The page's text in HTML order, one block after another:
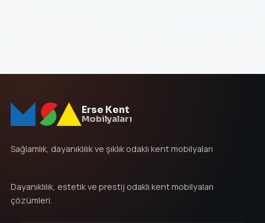
Erse Kent
Mobilyaları
Sağlamlık, dayanıklılık ve şıklık odaklı kent mobilyaları
Dayanıklılık, estetik ve prestij odaklı kent mobilyaları
çözümleri.